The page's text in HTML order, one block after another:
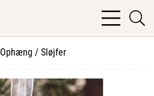
bars
light
Ophæng / Sløjfer